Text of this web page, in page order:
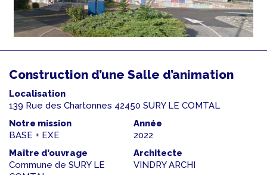
Construction d’une Salle d’animation
Localisation
139 Rue des Chartonnes 42450 SURY LE COMTAL
Notre mission
BASE + EXE
Année
2022
Maître d’ouvrage
Commune de SURY LE
Architecte
VINDRY ARCHI